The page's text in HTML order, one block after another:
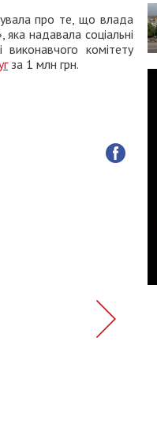
про те, що влада
надавала соціальні
комітету
за 1 млн грн.